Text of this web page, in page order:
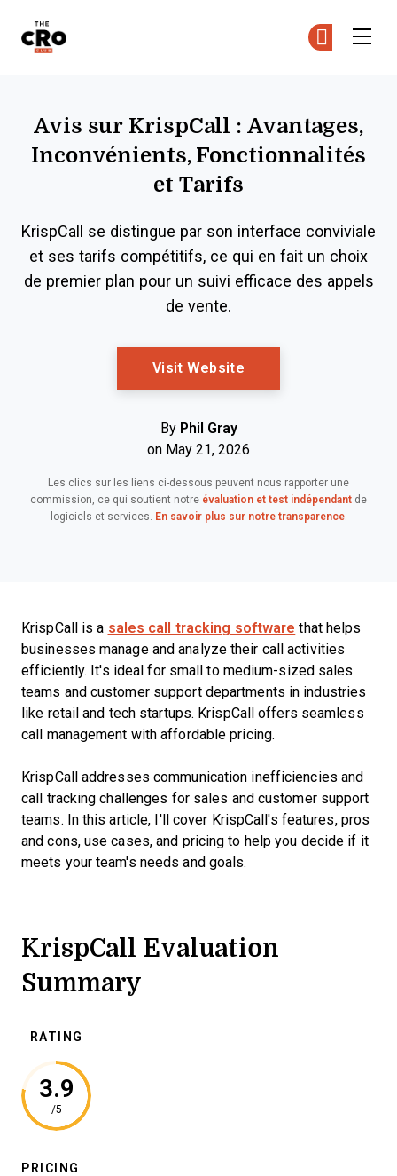
Avis sur KrispCall : Avantages,
Inconvénients, Fonctionnalités
et Tarifs
KrispCall se distingue par son interface conviviale
et ses tarifs compétitifs, ce qui en fait un choix
de premier plan pour un suivi efficace des appels
de vente.
Visit Website
By Phil Gray
on May 21, 2026
Les clics sur les liens ci-dessous peuvent nous rapporter une
commission, ce qui soutient notre évaluation et test indépendant de
logiciels et services. En savoir plus sur notre transparence.
KrispCall is a sales call tracking software that helps
businesses manage and analyze their call activities
efficiently. It's ideal for small to medium-sized sales
teams and customer support departments in industries
like retail and tech startups. KrispCall offers seamless
call management with affordable pricing.
KrispCall addresses communication inefficiencies and
call tracking challenges for sales and customer support
teams. In this article, I'll cover KrispCall's features, pros
and cons, use cases, and pricing to help you decide if it
meets your team's needs and goals.
KrispCall Evaluation
Summary
RATING
3.9
/5
PRICING